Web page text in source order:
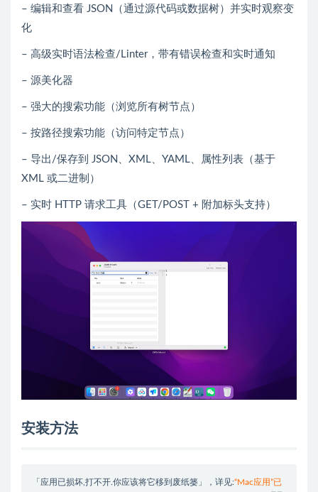
– 编辑和查看 JSON（通过源代码或数据树）并实时观察变
化
– 高级实时语法检查/Linter，带有错误检查和实时通知
– 源美化器
– 强大的搜索功能（浏览所有树节点）
– 按路径搜索功能（访问特定节点）
– 导出/保存到 JSON、XML、YAML、属性列表（基于
XML 或二进制）
– 实时 HTTP 请求工具（GET/POST + 附加标头支持）
安装方法
「应用已损坏,打不开.你应该将它移到废纸篓」，详见:“Mac应用”已